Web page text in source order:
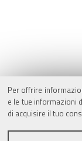
Per offrire
e le tue informazioni
di acquisire il tuo